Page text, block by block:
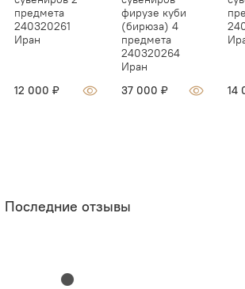
предмета
240320261
Иран
12 000 ₽
фирузе куби
(бирюза) 4
предмета
240320264
Иран
37 000 ₽
14
Последние отзывы